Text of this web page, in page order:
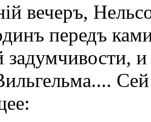
вечеръ,
передъ
задумчивости,